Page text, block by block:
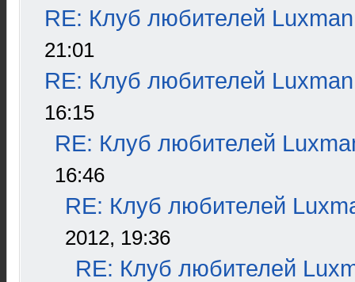
RE: Клуб любителей Luxman
21:01
RE: Клуб любителей Luxman
16:15
RE: Клуб любителей
16:46
RE: Клуб любителей
2012, 19:36
RE: Клуб любителей